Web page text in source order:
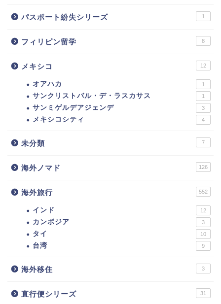
パスポート紛失シリーズ 1
フィリピン留学 8
メキシコ 12
オアハカ 1
サンクリストバル・デ・ラスカサス 1
サンミゲルデアジェンデ 3
メキシコシティ 4
未分類 7
海外ノマド 126
海外旅行 552
インド 12
カンボジア 3
タイ 10
台湾 9
海外移住 3
直行便シリーズ 31